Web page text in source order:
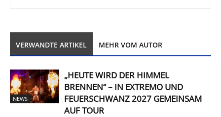
VERWANDTE ARTIKEL MEHR VOM AUTOR
NEWS
„HEUTE WIRD DER HIMMEL
BRENNEN“ – IN EXTREMO UND
FEUERSCHWANZ 2027 GEMEINSAM
AUF TOUR